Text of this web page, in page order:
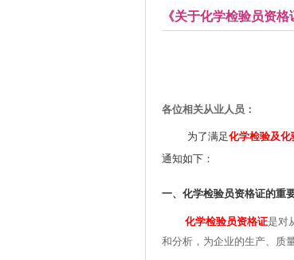
《关于化学检验员资
各位相关从业人员：
为了满足化学检验及化
通知如下：
一、化学检验员资格证的重
化学检验员资格证是对
和分析，为企业的生产、质